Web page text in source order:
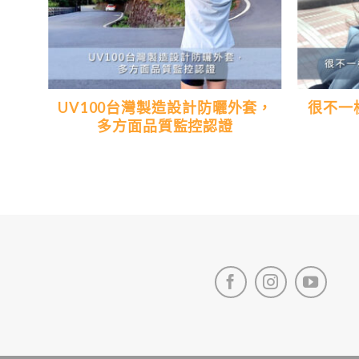
UV100台灣製造設計防曬外套，
多方面品質監控認證
很不一